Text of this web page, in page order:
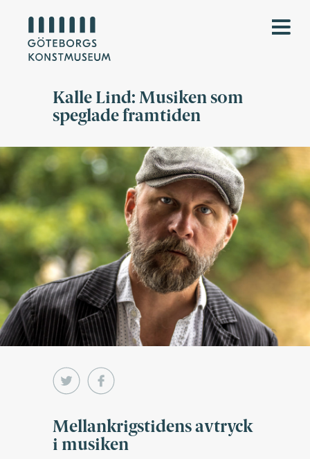
Kalle Lind: Musiken som
speglade framtiden
Mellankrigstidens avtryck
i musiken